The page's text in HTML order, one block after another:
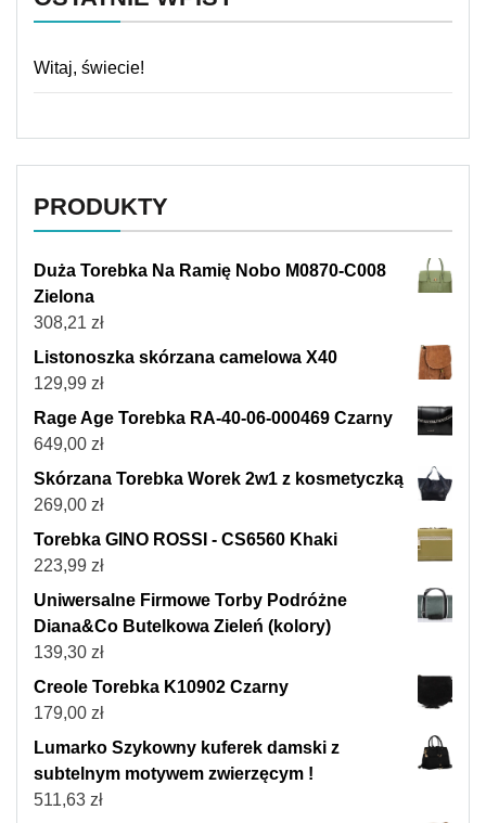
Witaj, świecie!
PRODUKTY
Duża Torebka Na Ramię Nobo M0870-C008
Zielona
308,21 zł
Listonoszka skórzana camelowa X40
129,99 zł
Rage Age Torebka RA-40-06-000469 Czarny
649,00 zł
Skórzana Torebka Worek 2w1 z kosmetyczką
269,00 zł
Torebka GINO ROSSI - CS6560 Khaki
223,99 zł
Uniwersalne Firmowe Torby Podróżne
Diana&Co Butelkowa Zieleń (kolory)
139,30 zł
Creole Torebka K10902 Czarny
179,00 zł
Lumarko Szykowny kuferek damski z
subtelnym motywem zwierzęcym !
511,63 zł